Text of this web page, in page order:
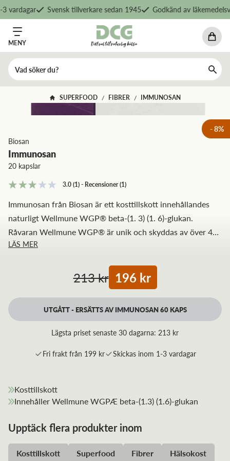
vardagar Svensk tillverkare sedan 1945 Godkänd av
MENY
SUPERFOOD / FIBRER / IMMUNOSAN
-8%
Biosan
Immunosan
20 kapslar
3.0(1)- Recensioner(1)
Immunosan från Biosan är ett kosttillskott innehållandes
naturligt Wellmune WGP® beta-(1. 3) (1. 6)-glukan.
Råvaran Wellmune WGP® är unik och skyddas av över 40
st patent. Den är mycket omfattande testad både vad gäller
LÄS MER
213 kr 196 kr
UTGÅTT - ERSÄTTS AV IMMUNOSAN 60 KAPS
Lägsta priset senaste 30 dagarna: 213 kr
Fri frakt från 199 kr Skickas inom 1-3 vardagar
Kosttillskott
Innehåller Wellmune WGPÆ beta-(1.3) (1.6)-glukan
Upptäck flera produkter inom
Kosttillskott Superfood Fibrer
Hälsokost